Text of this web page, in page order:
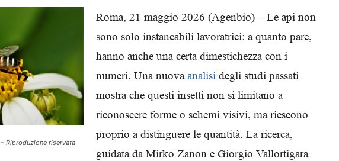
Riproduzione riservata
Roma, 21 maggio 2026 (Agenbio) – Le api non
sono solo instancabili lavoratrici: a quanto pare,
hanno anche una certa dimestichezza con i
numeri. Una nuovaanalisi degli studi passati
mostra che questi insetti non si limitano a
riconoscere forme o schemi visivi, ma riescono
proprio a distinguere le quantità. La ricerca,
guidata da Mirko Zanon e Giorgio Vallortigara